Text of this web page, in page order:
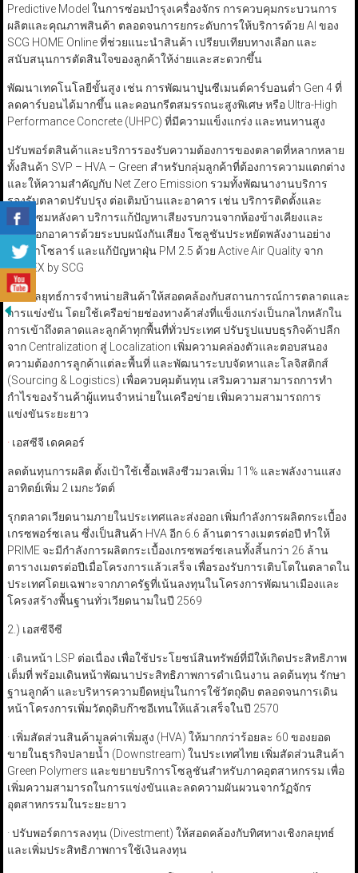
Predictive Model ในการซ่อมบำรุงเครื่องจักร การควบคุมกระบวนการ
ผลิตและคุณภาพสินค้า ตลอดจนการยกระดับการให้บริการด้วย AI ของ
SCG HOME Online ที่ช่วยแนะนำสินค้า เปรียบเทียบทางเลือก และ
สนับสนุนการตัดสินใจของลูกค้าให้ง่ายและสะดวกขึ้น
พัฒนาเทคโนโลยีขั้นสูง เช่น การพัฒนาปูนซีเมนต์คาร์บอนต่ำ Gen 4 ที่
ลดคาร์บอนได้มากขึ้น และคอนกรีตสมรรถนะสูงพิเศษ หรือ Ultra-High
Performance Concrete (UHPC) ที่มีความแข็งแกร่ง และทนทานสูง
ปรับพอร์ตสินค้าและบริการรองรับความต้องการของตลาดที่หลากหลาย
ทั้งสินค้า SVP – HVA – Green สำหรับกลุ่มลูกค้าที่ต้องการความแตกต่าง
และให้ความสำคัญกับ Net Zero Emission รวมทั้งพัฒนางานบริการ
รองรับตลาดปรับปรุง ต่อเติมบ้านและอาคาร เช่น บริการติดตั้งและ
ซ่อมแซมหลังคา บริการแก้ปัญหาเสียงรบกวนจากห้องข้างเคียงและ
ภายนอกอาคารด้วยระบบผนังกันเสียง โซลูชันประหยัดพลังงานอย่าง
หลังคาโซลาร์ และแก้ปัญหาฝุ่น PM 2.5 ด้วย Active Air Quality จาก
ONNEX by SCG
ปรับกลยุทธ์การจำหน่ายสินค้าให้สอดคล้องกับสถานการณ์การตลาดและ
การแข่งขัน โดยใช้เครือข่ายช่องทางค้าส่งที่แข็งแกร่งเป็นกลไกหลักใน
การเข้าถึงตลาดและลูกค้าทุกพื้นที่ทั่วประเทศ ปรับรูปแบบธุรกิจค้าปลีก
จาก Centralization สู่ Localization เพิ่มความคล่องตัวและตอบสนอง
ความต้องการลูกค้าแต่ละพื้นที่ และพัฒนาระบบจัดหาและโลจิสติกส์
(Sourcing & Logistics) เพื่อควบคุมต้นทุน เสริมความสามารถการทำ
กำไรของร้านค้าผู้แทนจำหน่ายในเครือข่าย เพิ่มความสามารถการ
แข่งขันระยะยาว
·เอสซีจี เดคคอร์
ลดต้นทุนการผลิต ตั้งเป้าใช้เชื้อเพลิงชีวมวลเพิ่ม 11% และพลังงานแสง
อาทิตย์เพิ่ม 2 เมกะวัตต์
รุกตลาดเวียดนามภายในประเทศและส่งออก เพิ่มกำลังการผลิตกระเบื้อง
เกรซพอร์ซเลน ซึ่งเป็นสินค้า HVA อีก 6.6 ล้านตารางเมตรต่อปี ทำให้
PRIME จะมีกำลังการผลิตกระเบื้องเกรซพอร์ซเลนทั้งสิ้นกว่า 26 ล้าน
ตารางเมตรต่อปีเมื่อโครงการแล้วเสร็จ เพื่อรองรับการเติบโตในตลาดใน
ประเทศโดยเฉพาะจากภาครัฐที่เน้นลงทุนในโครงการพัฒนาเมืองและ
โครงสร้างพื้นฐานทั่วเวียดนามในปี 2569
2.) เอสซีจีซี
· เดินหน้า LSP ต่อเนื่อง เพื่อใช้ประโยชน์สินทรัพย์ที่มีให้เกิดประสิทธิภาพ
เต็มที่ พร้อมเดินหน้าพัฒนาประสิทธิภาพการดำเนินงาน ลดต้นทุน รักษา
ฐานลูกค้า และบริหารความยืดหยุ่นในการใช้วัตถุดิบ ตลอดจนการเดิน
หน้าโครงการเพิ่มวัตถุดิบก๊าซอีเทนให้แล้วเสร็จในปี 2570
· เพิ่มสัดส่วนสินค้ามูลค่าเพิ่มสูง (HVA) ให้มากกว่าร้อยละ 60 ของยอด
ขายในธุรกิจปลายน้ำ (Downstream) ในประเทศไทย เพิ่มสัดส่วนสินค้า
Green Polymers และขยายบริการโซลูชันสำหรับภาคอุตสาหกรรม เพื่อ
เพิ่มความสามารถในการแข่งขันและลดความผันผวนจากวัฏจักร
อุตสาหกรรมในระยะยาว
· ปรับพอร์ตการลงทุน (Divestment) ให้สอดคล้องกับทิศทางเชิงกลยุทธ์
และเพิ่มประสิทธิภาพการใช้เงินลงทุน